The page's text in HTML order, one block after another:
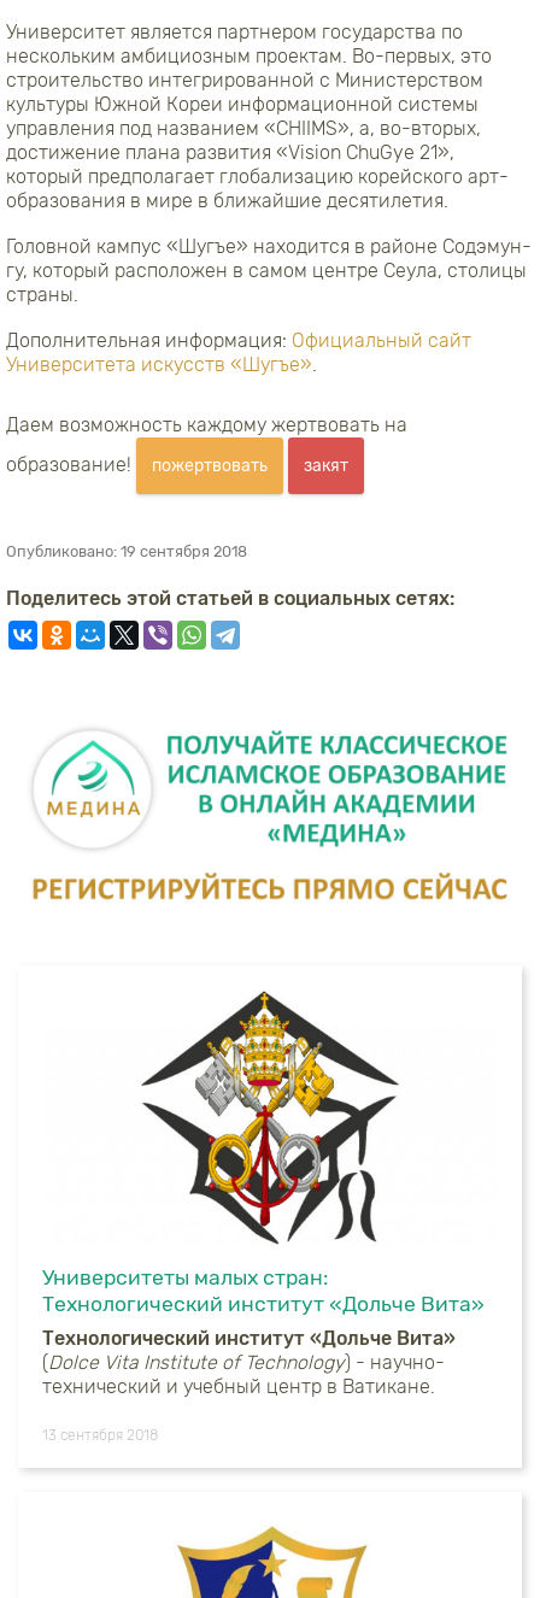
Университет является партнером государства по
нескольким амбициозным проектам. Во-первых, это
строительство интегрированной с Министерством
культуры Южной Кореи информационной системы
управления под названием «CHIIMS», а, во-вторых,
достижение плана развития «Vision ChuGye 21»,
который предполагает глобализацию корейского арт-
образования в мире в ближайшие десятилетия.
Головной кампус «Шугъе» находится в районе Содэмун-
гу, который расположен в самом центре Сеула, столицы
страны.
Дополнительная информация: Официальный сайт
Университета искусств «Шугъе».
Даем возможность каждому жертвовать на
образование!
пожертвовать закят
Опубликовано: 19 сентября 2018
Поделитесь этой статьей в социальных сетях:
Университеты малых стран:
Технологический институт «Дольче Вита»
Технологический институт «Дольче Вита»
(Dolce Vita Institute of Technology) - научно-
технический и учебный центр в Ватикане.
13 сентября 2018